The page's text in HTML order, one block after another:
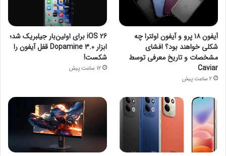
آیفون ۱۸ پرو و آیفون اولترا چه
شکلی خواهند بود؟ افشای
مشخصات و تاریخ معرفی توسط
Caviar
2 ساعت پیش
iOS 26 برای اولین‌بار جیلبریک شد؛
ابزار Dopamine 3.0 قفل آیفون را
شکست!
12 ساعت پیش